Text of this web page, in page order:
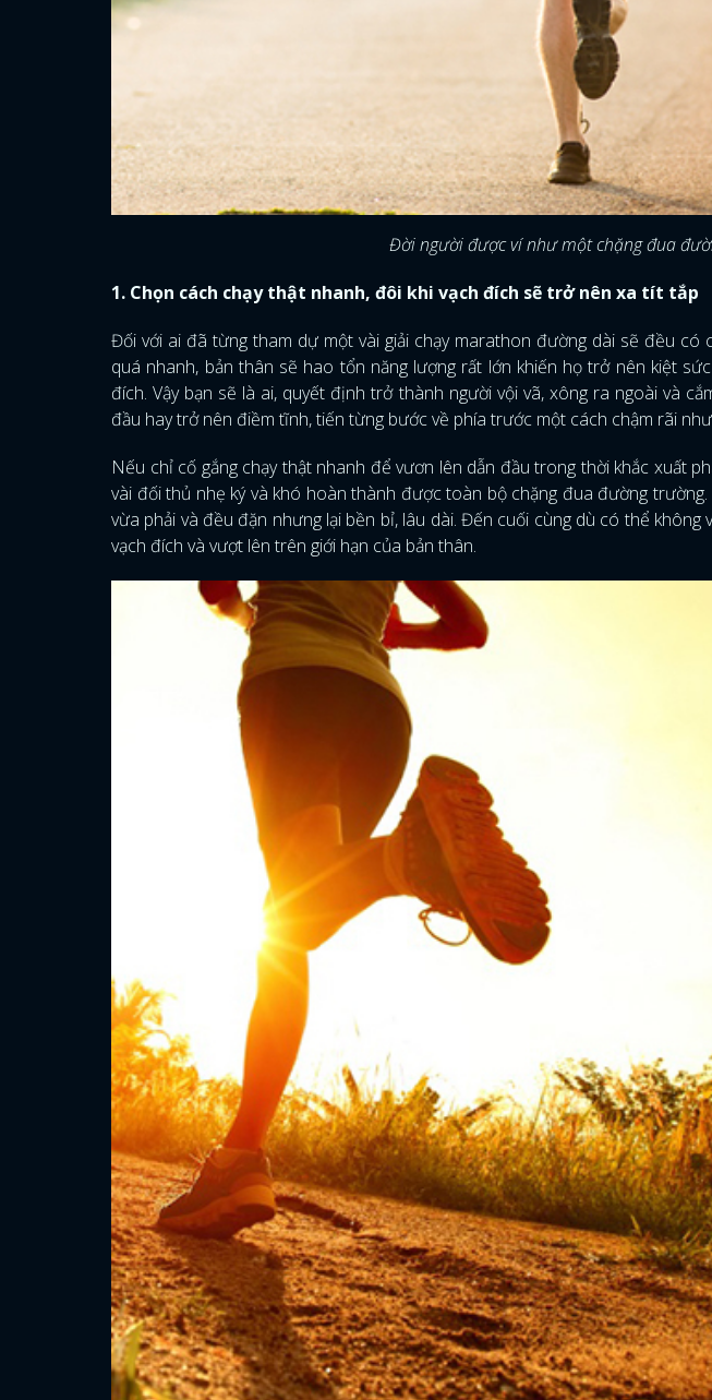
FACEBOOK
Đời người được ví như một chặng đua
1. Chọn cách chạy thật nhanh, đôi khi vạch đích sẽ trở nên xa tít tắp
Đối với ai đã từng tham dự một vài giải chạy marathon đường dài sẽ đều có
quá nhanh, bản thân sẽ hao tổn năng lượng rất lớn khiến họ trở nên kiệt
đích. Vậy bạn sẽ là ai, quyết định trở thành người vội vã, xông ra ngoài và
đầu hay trở nên điềm tĩnh, tiến từng bước về phía trước một cách chậm rãi
Nếu chỉ cố gắng chạy thật nhanh để vươn lên dẫn đầu trong thời khắc xuất
vài đối thủ nhẹ ký và khó hoàn thành được toàn bộ chặng đua đường
vừa phải và đều đặn nhưng lại bền bỉ, lâu dài. Đến cuối cùng dù có thể
vạch đích và vượt lên trên giới hạn của bản thân.